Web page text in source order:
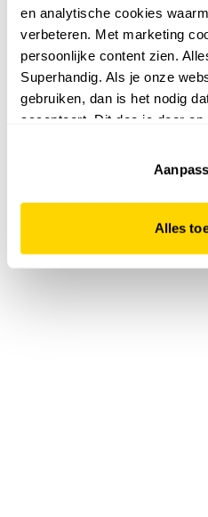
en analytische cookies
verbeteren. Met marketing
persoonlijke content zien.
Superhandig. Als je onze
gebruiken, dan is het nodig
accepteert. Dit doe je door
website niet optimaal
Alles